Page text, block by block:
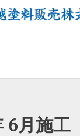
6月